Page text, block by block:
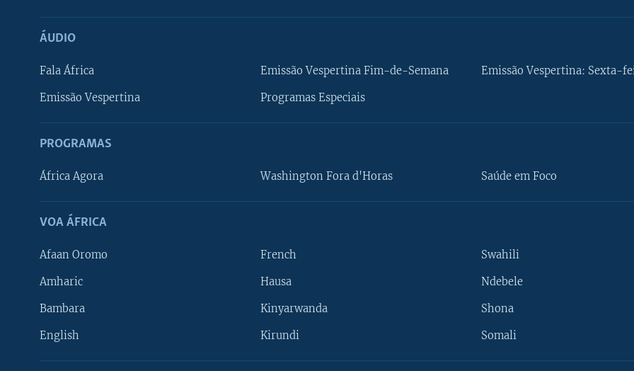
ÁUDIO
Fala África
Emissão Vespertina
Emissão Vespertina Fim-de-Semana
Programas Especiais
Emissão Vespertina: Sexta-
PROGRAMAS
África Agora Washington Fora d'Horas Saúde em Foco
VOA ÁFRICA
Afaan Oromo
Amharic
Bambara
English
French
Hausa
Kinyarwanda
Kirundi
Swahili
Ndebele
Shona
Somali